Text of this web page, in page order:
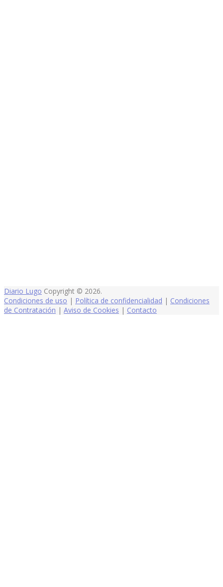
Diario Lugo Copyright © 2026.
Condiciones de uso | Política de confidencialidad | Condiciones
de Contratación | Aviso de Cookies | Contacto